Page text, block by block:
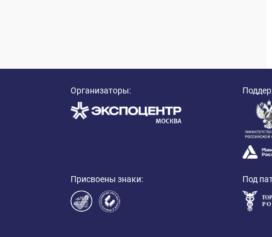
Организаторы:
Присвоены знаки: Под